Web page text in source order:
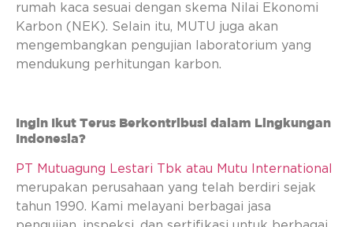
rumah kaca sesuai dengan skema Nilai Ekonomi
Karbon (NEK). Selain itu, MUTU juga akan
mengembangkan pengujian laboratorium yang
mendukung perhitungan karbon.
Ingin Ikut Terus Berkontribusi dalam Lingkungan
Indonesia?
PT Mutuagung Lestari Tbk atau Mutu International
merupakan perusahaan yang telah berdiri sejak
tahun 1990. Kami melayani berbagai jasa